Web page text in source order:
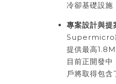
冷卻基礎設施
專案設計與提
Supermicro
提供最高
目前正開發
戶將取得包含